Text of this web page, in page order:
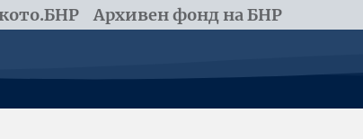
Архивен фонд на БНР